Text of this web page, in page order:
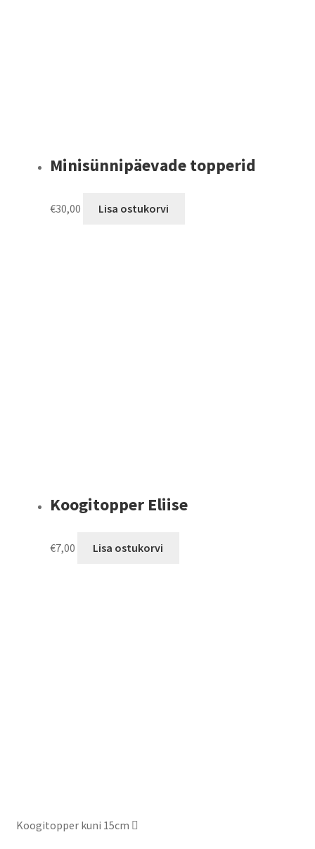
Minisünnipäevade topperid
€30,00 Lisa ostukorvi
Koogitopper Eliise
€7,00 Lisa ostukorvi
Koogitopper kuni 15cm